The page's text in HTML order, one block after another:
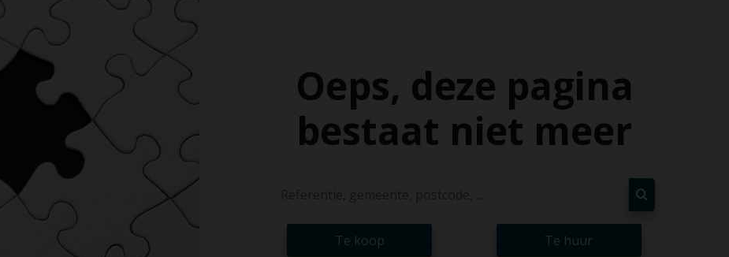
Oeps, deze pagina
bestaat niet meer
Te koop Te huur